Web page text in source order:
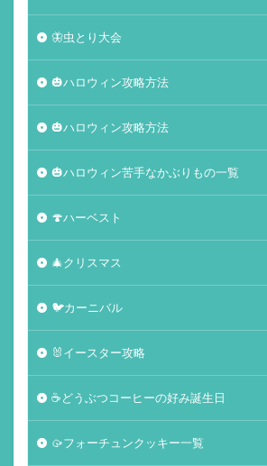
🦋虫とり大会
🎃ハロウィン攻略方法
🎃ハロウィン攻略方法
🎃ハロウィン苦手なかぶりもの一覧
🍄ハーベスト
🎄クリスマス
🐦カーニバル
🐰イースター攻略
☕️どうぶつコーヒーの好み誕生日
🥠フォーチュンクッキー一覧